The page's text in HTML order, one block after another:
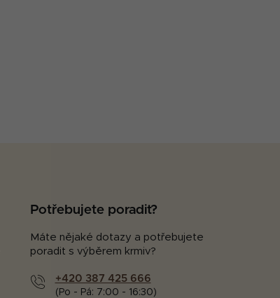
Potřebujete poradit?
Máte nějaké dotazy a potřebujete
poradit s výběrem krmiv?
+420 387 425 666
(Po - Pá: 7:00 - 16:30)